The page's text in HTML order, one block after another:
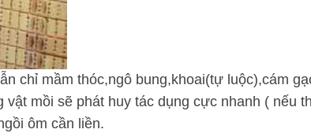
chỉ mầm thóc,ngô bung,khoai(tự luộc),cám
mồi sẽ phát huy tác dụng cực nhanh ( nếu
ôm cần liền.